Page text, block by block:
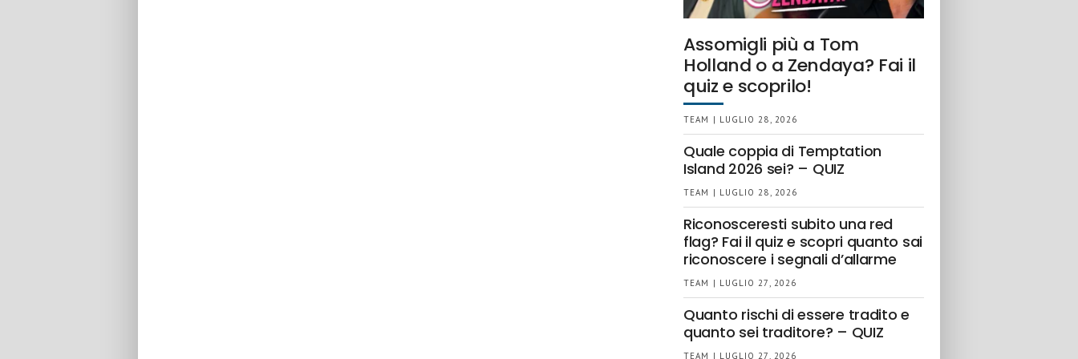
Assomigli più a Tom
Holland o a Zendaya? Fai il
quiz e scoprilo!
TEAM | LUGLIO 28, 2026
Quale coppia di Temptation
Island 2026 sei? – QUIZ
TEAM | LUGLIO 28, 2026
Riconosceresti subito una red
flag? Fai il quiz e scopri quanto sai
riconoscere i segnali d’allarme
TEAM | LUGLIO 27, 2026
Quanto rischi di essere tradito e
quanto sei traditore? – QUIZ
TEAM | LUGLIO 27, 2026